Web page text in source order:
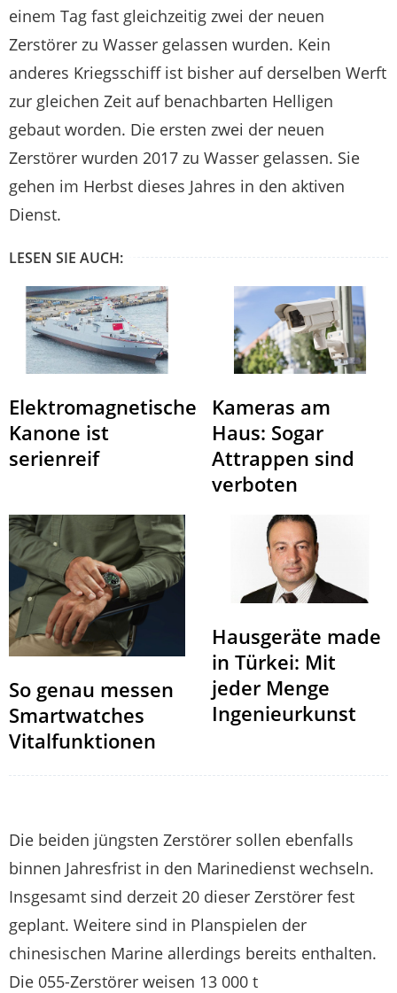
einem Tag fast gleichzeitig zwei der neuen
Zerstörer zu Wasser gelassen wurden. Kein
anderes Kriegsschiff ist bisher auf derselben Werft
zur gleichen Zeit auf benachbarten Helligen
gebaut worden. Die ersten zwei der neuen
Zerstörer wurden 2017 zu Wasser gelassen. Sie
gehen im Herbst dieses Jahres in den aktiven
Dienst.
LESEN SIE AUCH:
Elektromagnetische
Kanone ist
serienreif
Kameras am
Haus: Sogar
Attrappen sind
verboten
So genau messen
Smartwatches
Vitalfunktionen
Hausgeräte made
in Türkei: Mit
jeder Menge
Ingenieurkunst
Die beiden jüngsten Zerstörer sollen ebenfalls
binnen Jahresfrist in den Marinedienst wechseln.
Insgesamt sind derzeit 20 dieser Zerstörer fest
geplant. Weitere sind in Planspielen der
chinesischen Marine allerdings bereits enthalten.
Die 055-Zerstörer weisen 13 000 t